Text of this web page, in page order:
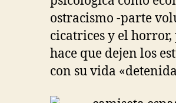
ostracismo -parte
cicatrices y el
hace que dejen los
con su vida